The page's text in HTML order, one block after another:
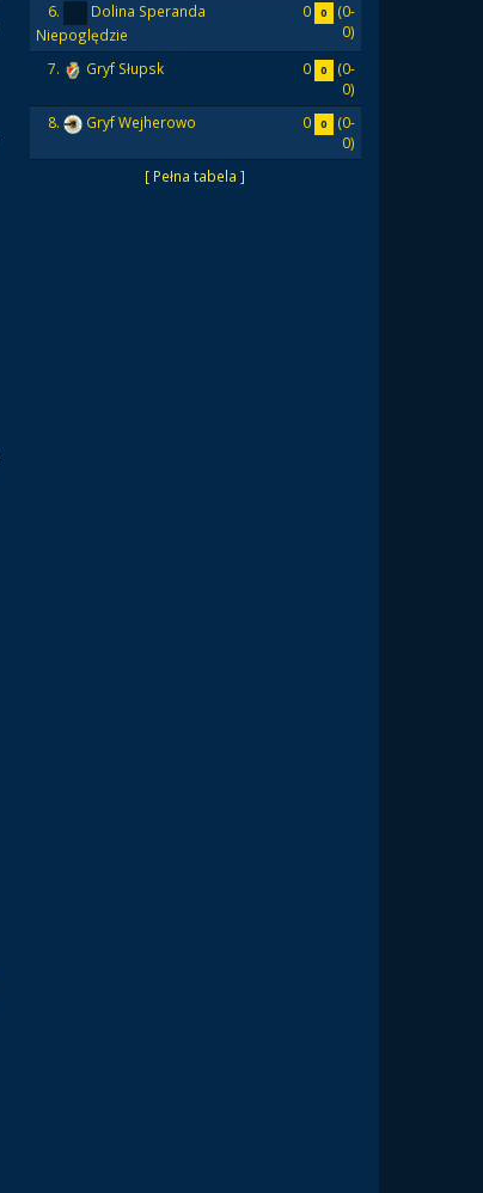
[ Pełna tabela ]
6.
Dolina Speranda
Niepoględzie
0 0
(0-
0)
7.
Gryf Słupsk 0 0
(0-
0)
8.
Gryf Wejherowo 0 0
(0-
0)